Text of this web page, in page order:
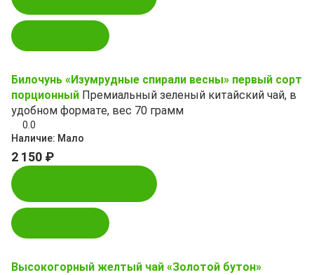
Билочунь «Изумрудные спирали весны» первый сорт
порционный Премиальный зеленый китайский чай, в
удобном формате, вес 70 грамм
0.0
Наличие: Мало
2 150 ₽
Высокогорный желтый чай «Золотой бутон»